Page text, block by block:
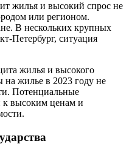
жилья и высокий спрос не
или регионом.
В нескольких крупных
Петербург, ситуация
жилья и высокого
на жилье в 2023 году не
Потенциальные
к высоким ценам и